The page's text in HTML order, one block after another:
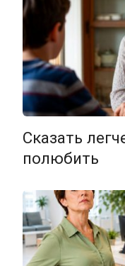
Сказать
полюбить